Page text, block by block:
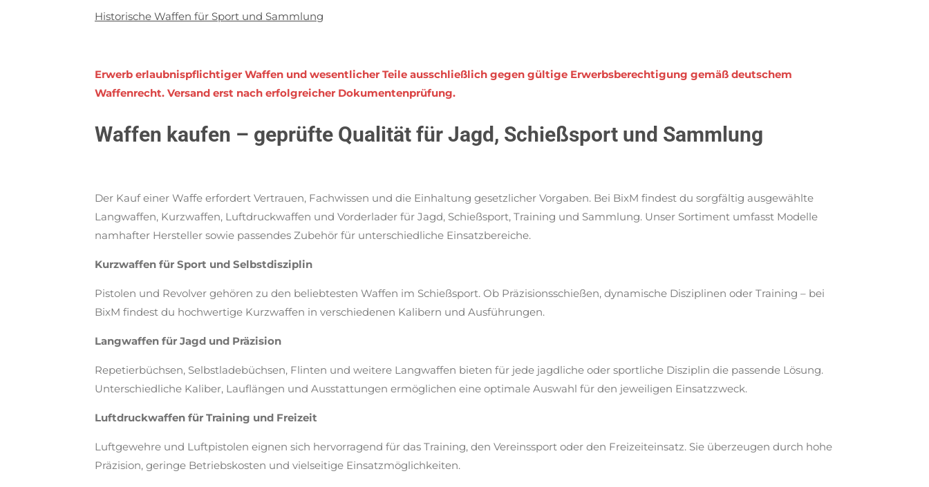
Historische Waffen für Sport und Sammlung
Erwerb erlaubnispflichtiger Waffen und wesentlicher Teile ausschließlich gegen gültige Erwerbsberechtigung gemäß deutschem
Waffenrecht. Versand erst nach erfolgreicher Dokumentenprüfung.
Waffen kaufen – geprüfte Qualität für Jagd, Schießsport und Sammlung
Der Kauf einer Waffe erfordert Vertrauen, Fachwissen und die Einhaltung gesetzlicher Vorgaben. Bei BixM findest du sorgfältig ausgewählte
Langwaffen, Kurzwaffen, Luftdruckwaffen und Vorderlader für Jagd, Schießsport, Training und Sammlung. Unser Sortiment umfasst Modelle
namhafter Hersteller sowie passendes Zubehör für unterschiedliche Einsatzbereiche.
Kurzwaffen für Sport und Selbstdisziplin
Pistolen und Revolver gehören zu den beliebtesten Waffen im Schießsport. Ob Präzisionsschießen, dynamische Disziplinen oder Training – bei
BixM findest du hochwertige Kurzwaffen in verschiedenen Kalibern und Ausführungen.
Langwaffen für Jagd und Präzision
Repetierbüchsen, Selbstladebüchsen, Flinten und weitere Langwaffen bieten für jede jagdliche oder sportliche Disziplin die passende Lösung.
Unterschiedliche Kaliber, Lauflängen und Ausstattungen ermöglichen eine optimale Auswahl für den jeweiligen Einsatzzweck.
Luftdruckwaffen für Training und Freizeit
Luftgewehre und Luftpistolen eignen sich hervorragend für das Training, den Vereinssport oder den Freizeiteinsatz. Sie überzeugen durch hohe
Präzision, geringe Betriebskosten und vielseitige Einsatzmöglichkeiten.